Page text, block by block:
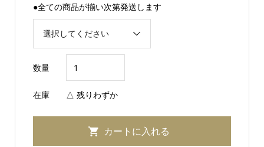
●全ての商品が揃い次第発送します
数量
在庫 △ 残りわずか